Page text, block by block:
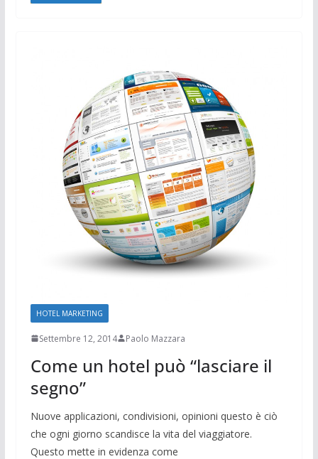
HOTEL MARKETING
Settembre 12, 2014 Paolo Mazzara
Come un hotel può “lasciare il
segno”
Nuove applicazioni, condivisioni, opinioni questo è ciò
che ogni giorno scandisce la vita del viaggiatore.
Questo mette in evidenza come